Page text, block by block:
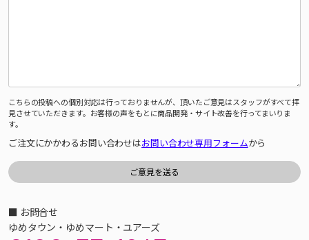
こちらの投稿への個別対応は行っておりませんが、頂いたご意見はスタッフがすべて拝
見させていただきます。お客様の声をもとに商品開発・サイト改善を行ってまいりま
す。
ご注文にかかわるお問い合わせはお問い合わせ専用フォームから
■ お問合せ
ゆめタウン・ゆめマート・ユアーズ